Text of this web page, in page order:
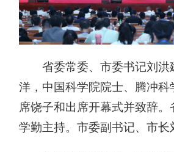
省委常委、市委书记刘洪
洋，中国科学院院士、腾冲科
席饶子和出席开幕式并致辞。
学勤主持。市委副书记、市长